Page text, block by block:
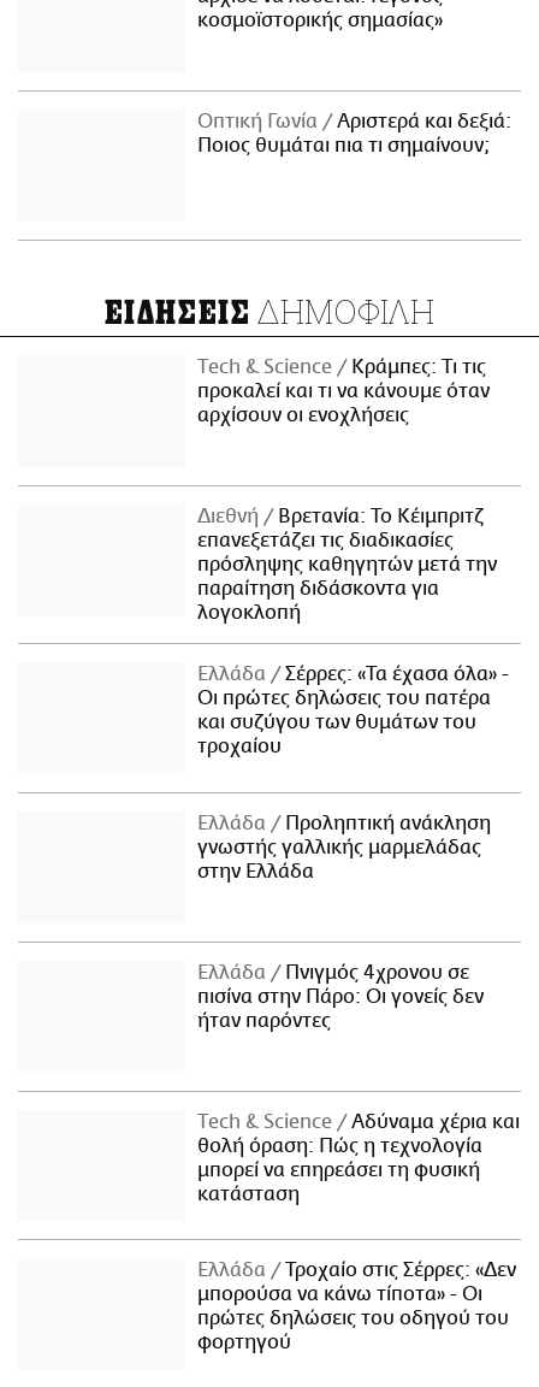
κοσμοϊστορικής σημασίας»
Οπτική Γωνία
Αριστερά και δεξιά:
Ποιος θυμάται πια τι σημαίνουν;
ΕΙΔΗΣΕΙΣ ΔΗΜΟΦΙΛΗ
Τech & Science
Κράμπες: Τι τις
προκαλεί και τι να κάνουμε όταν
αρχίσουν οι ενοχλήσεις
Διεθνή
Βρετανία: Το Κέιμπριτζ
επανεξετάζει τις διαδικασίες
πρόσληψης καθηγητών μετά την
παραίτηση διδάσκοντα για
λογοκλοπή
Ελλάδα
Σέρρες: «Τα έχασα όλα» -
Οι πρώτες δηλώσεις του πατέρα
και συζύγου των θυμάτων του
τροχαίου
Ελλάδα
Προληπτική ανάκληση
γνωστής γαλλικής μαρμελάδας
στην Ελλάδα
Ελλάδα
Πνιγμός 4χρονου σε
πισίνα στην Πάρο: Οι γονείς δεν
ήταν παρόντες
Τech & Science
Αδύναμα χέρια και
θολή όραση: Πώς η τεχνολογία
μπορεί να επηρεάσει τη φυσική
κατάσταση
Ελλάδα
Τροχαίο στις Σέρρες: «Δεν
μπορούσα να κάνω τίποτα» - Οι
πρώτες δηλώσεις του οδηγού του
φορτηγού